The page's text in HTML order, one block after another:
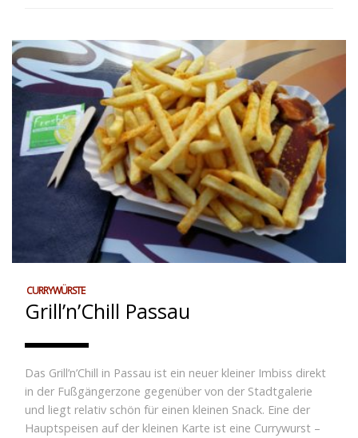
CURRYWÜRSTE
Grill’n’Chill Passau
Das Grill’n’Chill in Passau ist ein neuer kleiner Imbiss direkt
in der Fußgängerzone gegenüber von der Stadtgalerie
und liegt relativ schön für einen kleinen Snack. Eine der
Hauptspeisen auf der kleinen Karte ist eine Currywurst –